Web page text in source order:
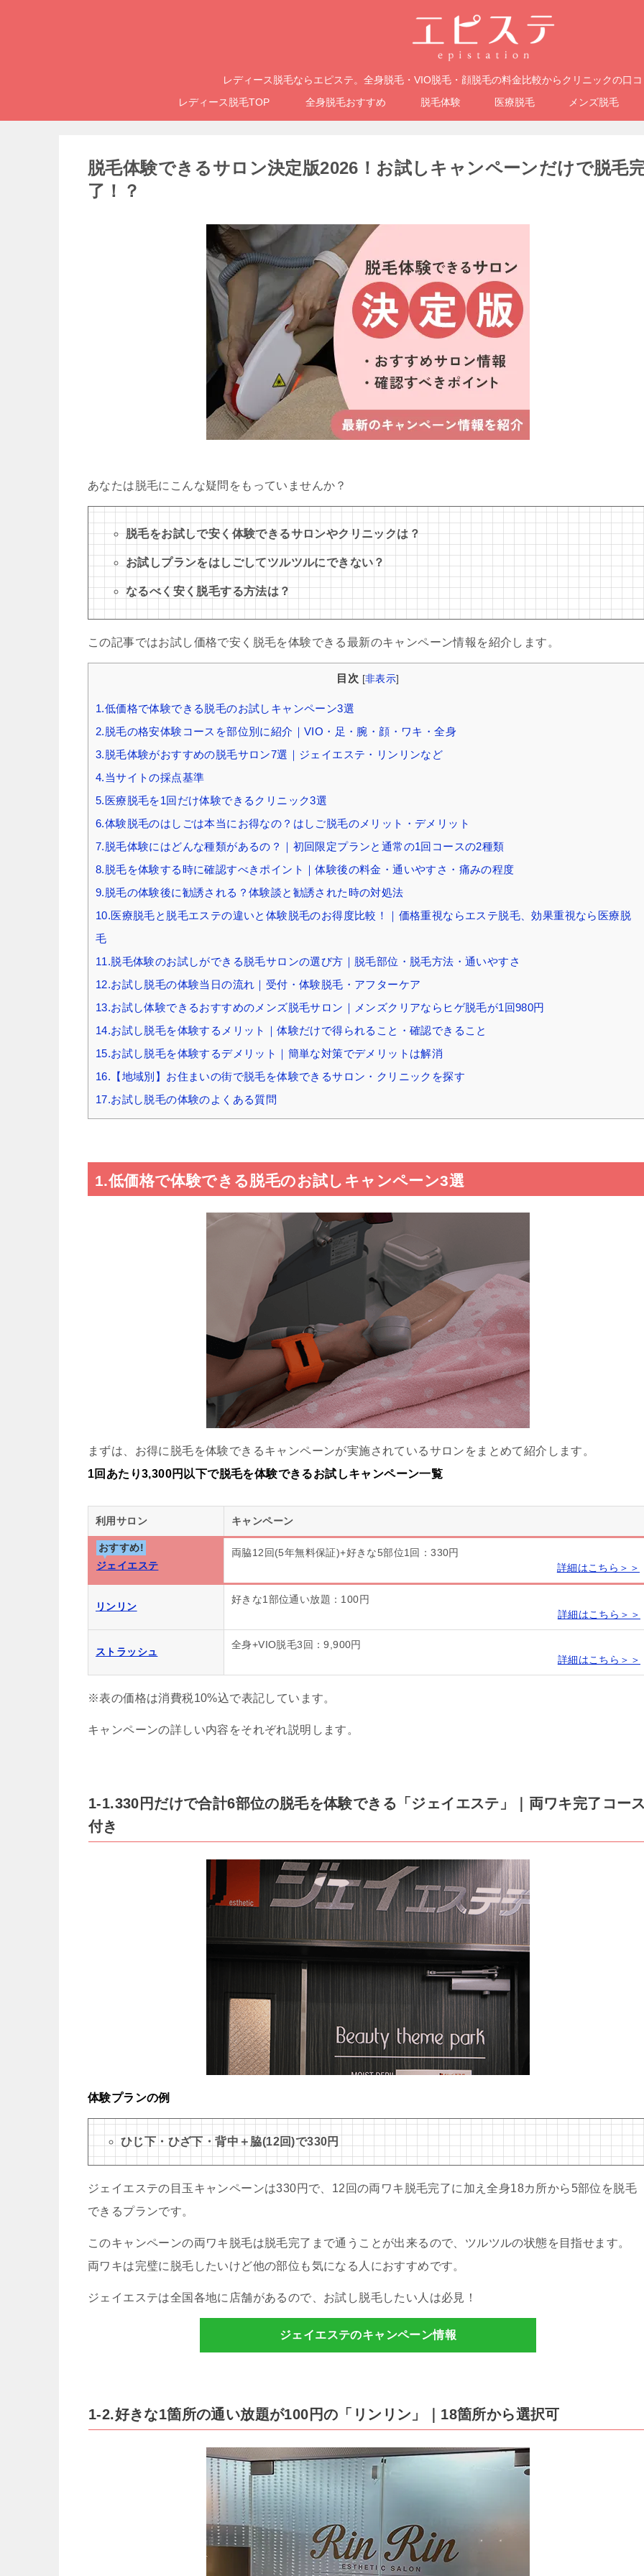
レディース脱毛ならエピステ。全身脱毛・VIO脱毛・顔脱毛の料金比較からクリニックの口
レディース脱毛TOP
全身脱毛おすすめ 脱毛体験 医療脱毛 メンズ脱毛
脱毛体験できるサロン決定版2026！お試しキャンペーンだけで脱毛
了！？
あなたは脱毛にこんな疑問をもっていませんか？
脱毛をお試しで安く体験できるサロンやクリニックは？
お試しプランをはしごしてツルツルにできない？
なるべく安く脱毛する方法は？
この記事ではお試し価格で安く脱毛を体験できる最新のキャンペーン情報を紹介します。
目次 [非表示]
1.低価格で体験できる脱毛のお試しキャンペーン3選
2.脱毛の格安体験コースを部位別に紹介｜VIO・足・腕・顔・ワキ・全身
3.脱毛体験がおすすめの脱毛サロン7選｜ジェイエステ・リンリンなど
4.当サイトの採点基準
5.医療脱毛を1回だけ体験できるクリニック3選
6.体験脱毛のはしごは本当にお得なの？はしご脱毛のメリット・デメリット
7.脱毛体験にはどんな種類があるの？｜初回限定プランと通常の1回コースの2種類
8.脱毛を体験する時に確認すべきポイント｜体験後の料金・通いやすさ・痛みの程度
9.脱毛の体験後に勧誘される？体験談と勧誘された時の対処法
10.医療脱毛と脱毛エステの違いと体験脱毛のお得度比較！｜価格重視ならエステ脱毛、効果重視なら医療脱
毛
11.脱毛体験のお試しができる脱毛サロンの選び方｜脱毛部位・脱毛方法・通いやすさ
12.お試し脱毛の体験当日の流れ｜受付・体験脱毛・アフターケア
13.お試し体験できるおすすめのメンズ脱毛サロン｜メンズクリアならヒゲ脱毛が1回980円
14.お試し脱毛を体験するメリット｜体験だけで得られること・確認できること
15.お試し脱毛を体験するデメリット｜簡単な対策でデメリットは解消
16.【地域別】お住まいの街で脱毛を体験できるサロン・クリニックを探す
17.お試し脱毛の体験のよくある質問
1.低価格で体験できる脱毛のお試しキャンペーン3選
まずは、お得に脱毛を体験できるキャンペーンが実施されているサロンをまとめて紹介します。
1回あたり3,300円以下で脱毛を体験できるお試しキャンペーン一覧
利用サロン キャンペーン
おすすめ!
ジェイエステ
両脇12回(5年無料保証)+好きな5部位1回：330円
詳細はこちら＞＞
リンリン
好きな1部位通い放題：100円
詳細はこちら＞＞
ストラッシュ
全身+VIO脱毛3回：9,900円
詳細はこちら＞＞
※表の価格は消費税10%込で表記しています。
キャンペーンの詳しい内容をそれぞれ説明します。
1-1.330円だけで合計6部位の脱毛を体験できる「ジェイエステ」｜両ワキ完了コー
付き
体験プランの例
ひじ下・ひざ下・背中＋脇(12回)で330円
ジェイエステの目玉キャンペーンは330円で、12回の両ワキ脱毛完了に加え全身18カ所から5部位を脱毛
できるプランです。
このキャンペーンの両ワキ脱毛は脱毛完了まで通うことが出来るので、ツルツルの状態を目指せます。
両ワキは完璧に脱毛したいけど他の部位も気になる人におすすめです。
ジェイエステは全国各地に店舗があるので、お試し脱毛したい人は必見！
ジェイエステのキャンペーン情報
1-2.好きな1箇所の通い放題が100円の「リンリン」｜18箇所から選択可